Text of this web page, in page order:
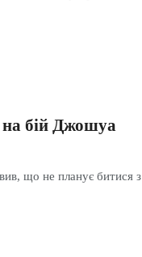
на бій Джошуа
що не планує битися з